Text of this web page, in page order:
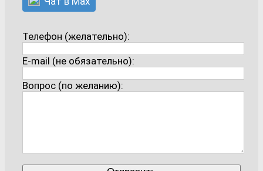
Телефон (желательно):
E-mail (не обязательно):
Вопрос (по желанию):